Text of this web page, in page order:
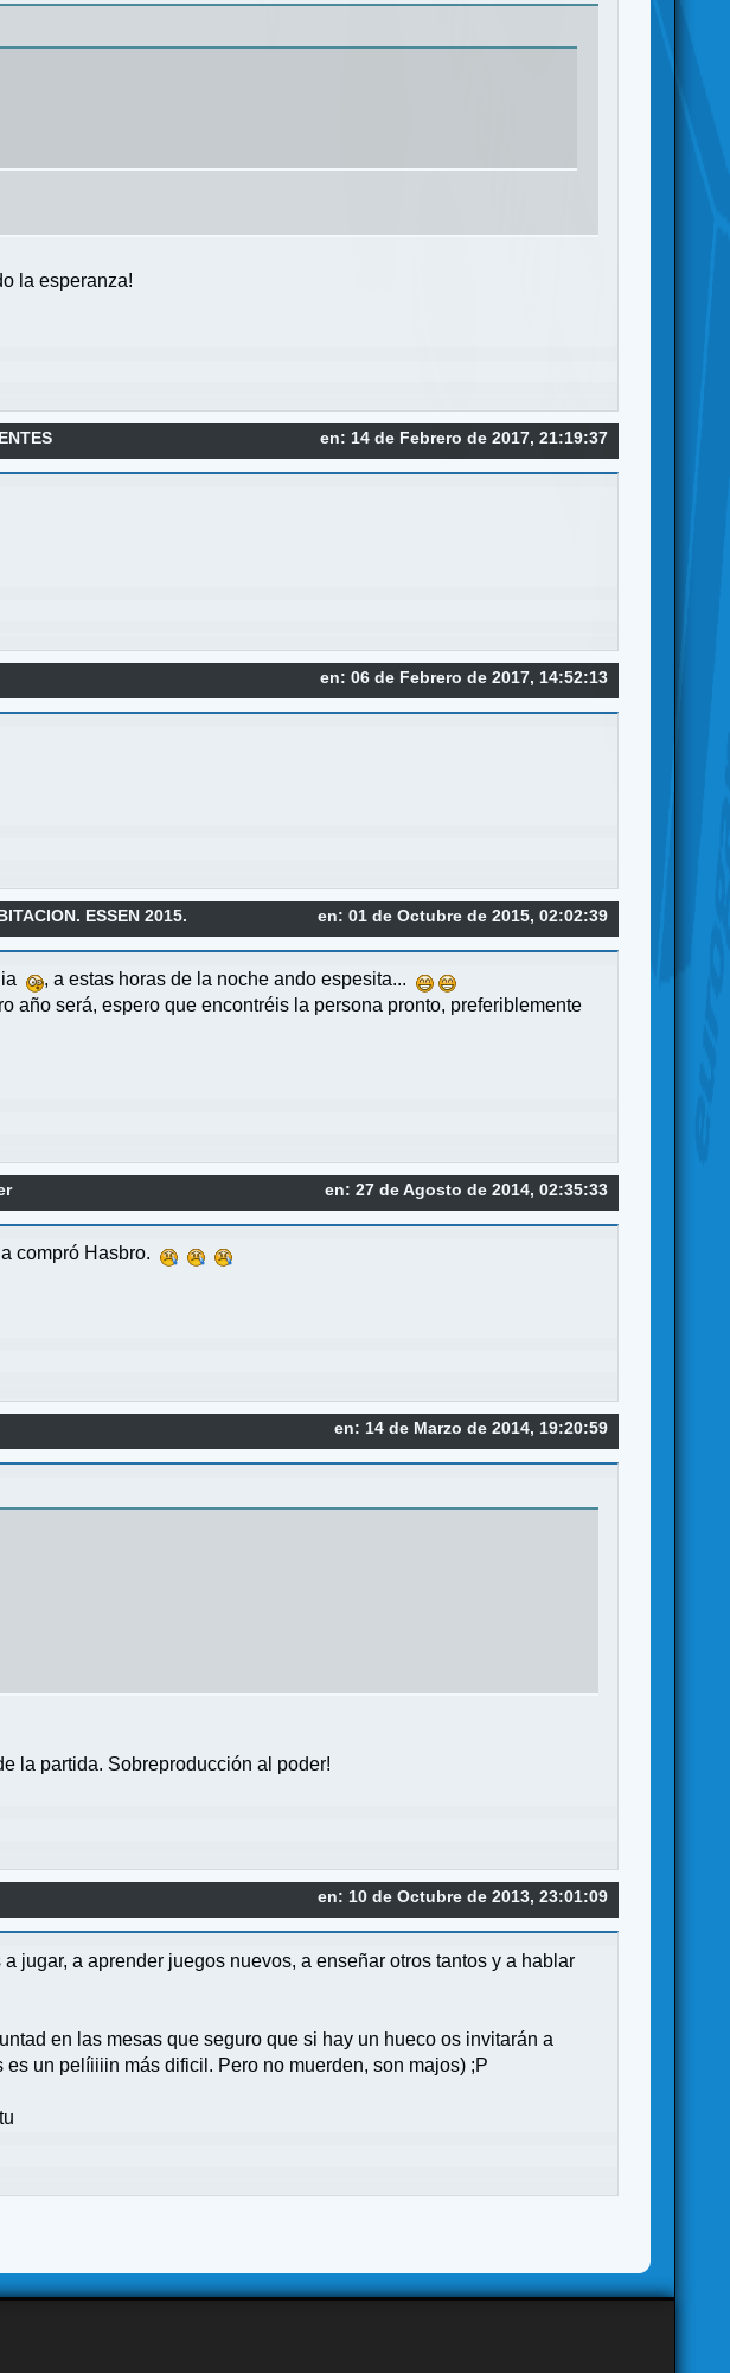
la esperanza!
en: 14 de Febrero de 2017, 21:19:37
en: 06 de Febrero de 2017, 14:52:13
en: 01 de Octubre de 2015, 02:02:39
ESSEN 2015.
, a estas horas de la noche ando espesita...
año será, espero que encontréis la persona pronto, preferiblemente
en: 27 de Agosto de 2014, 02:35:33
compró Hasbro.
en: 14 de Marzo de 2014, 19:20:59
la partida. Sobreproducción al poder!
en: 10 de Octubre de 2013, 23:01:09
jugar, a aprender juegos nuevos, a enseñar otros tantos y a hablar
en las mesas que seguro que si hay un hueco os invitarán a
un pelíiiiin más dificil. Pero no muerden, son majos) ;P